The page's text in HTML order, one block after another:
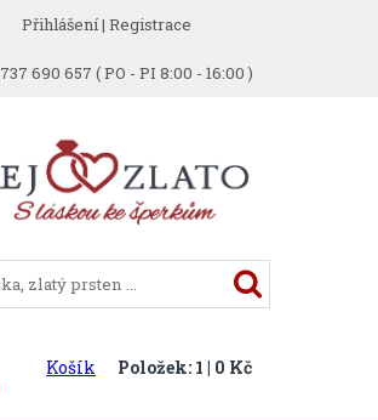
Přihlášení| Registrace
737 690 657 ( PO - PI 8:00 - 16:00 )
Košík Položek: 1 | 0 Kč